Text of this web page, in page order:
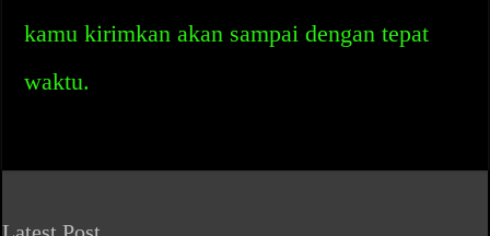
kamu kirimkan akan sampai dengan tepat
waktu.